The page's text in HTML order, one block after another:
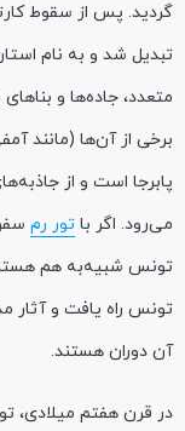
گردید. پس از سقوط
تبدیل شد و به نام
متعدد، جاده‌ها و
برخی از آن‌ها (مانند
پابرجا است و از
می‌رود. اگر با تور رم
تونس شبیه‌به هم
تونس راه یافت و آثار
آن دوران هستند.
در قرن هفتم میلادی،